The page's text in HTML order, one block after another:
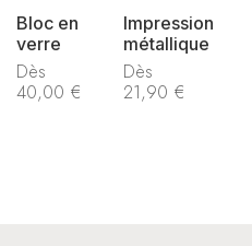
Bloc en
verre
Dès
40,00 €
Impression
métallique
Dès
21,90 €